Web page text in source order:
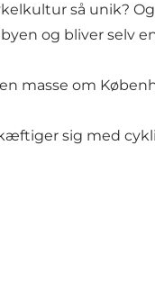
så unik?
og bliver selv
masse om
sig med